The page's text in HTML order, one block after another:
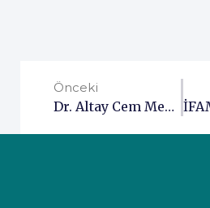
Önceki
Dr. Altay Cem Meriç İFAM’ı Ziyaret Etti